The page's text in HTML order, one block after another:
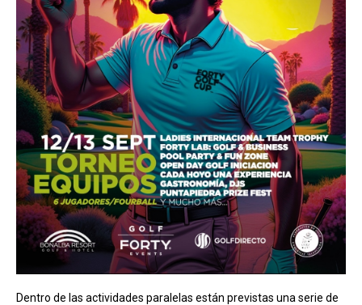
Dentro de las actividades paralelas están previstas una serie de